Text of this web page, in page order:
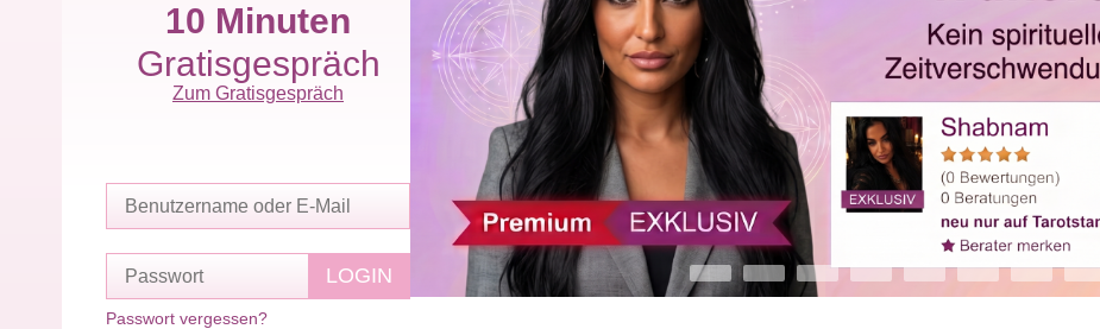
10 Minuten
Gratisgespräch
Zum Gratisgespräch
Passwort vergessen?